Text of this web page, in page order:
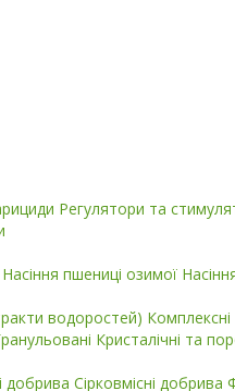
Регулятори та
Насіння пшениці озимої
водоростей) Комплексні
Кристалічні та
добрива Сірковмісні добрива